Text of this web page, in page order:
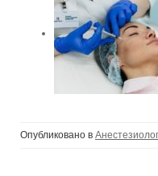
Опубликовано в